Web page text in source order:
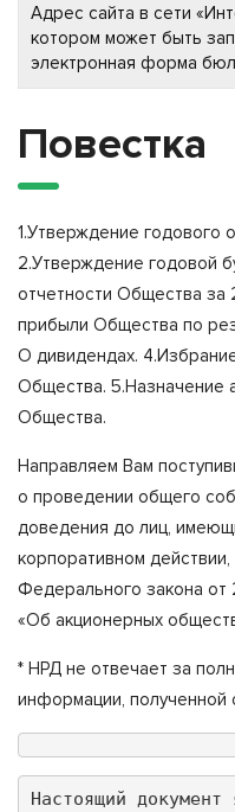
Адрес сайта в сети
котором может быть
электронная форма
Повестка
1.Утверждение годового
2.Утверждение годовой
отчетности Общества за
прибыли Общества по
О дивидендах.
Общества. 5.Назначение
Общества.
Направляем Вам
о проведении общего
доведения до лиц,
корпоративном действии,
Федерального закона
«Об акционерных
* НРД не отвечает за
информации, полученной
Настоящий документ